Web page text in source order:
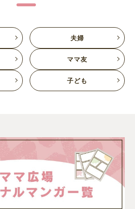
夫婦
ママ友
子ども